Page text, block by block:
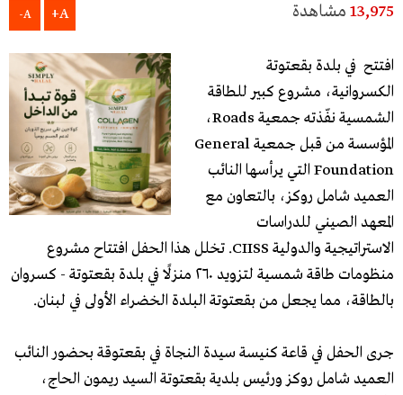
13,975 مشاهدة A+
A-
افتتح في بلدة بقعتوتة
الكسروانية، مشروع كبير للطاقة
الشمسية نفّذته جمعية Roads،
المؤسسة من قبل جمعية General
Foundation التي يرأسها النائب
العميد شامل روكز، بالتعاون مع
المعهد الصيني للدراسات
الاستراتيجية والدولية CIISS. تخلل هذا الحفل افتتاح مشروع
منظومات طاقة شمسية لتزويد ٢٦٠ منزلًا في بلدة بقعتوتة - كسروان
بالطاقة، مما يجعل من بقعتوتة البلدة الخضراء الأولى في لبنان.
جرى الحفل في قاعة كنيسة سيدة النجاة في بقعتوقة بحضور النائب
العميد شامل روكز ورئيس بلدية بقعتوتة السيد ريمون الحاج،